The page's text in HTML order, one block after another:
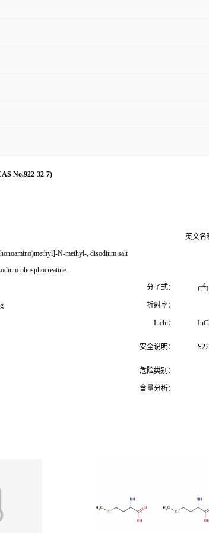
No.922-32-7)
英文名
N-methyl-, disodium salt
phosphocreatine...
分子式： C4
折射率：
Inchi：
安全说明：
危险类别：
含量分析：